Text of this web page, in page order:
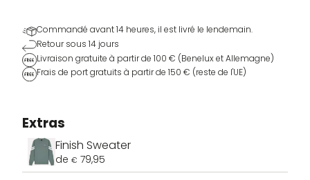
Commandé avant 14 heures, il est livré le lendemain.
Retour sous 14 jours
Livraison gratuite à partir de 100 € (Benelux et Allemagne)
Frais de port gratuits à partir de 150 € (reste de l'UE)
Extras
Finish Sweater
de € 79,95